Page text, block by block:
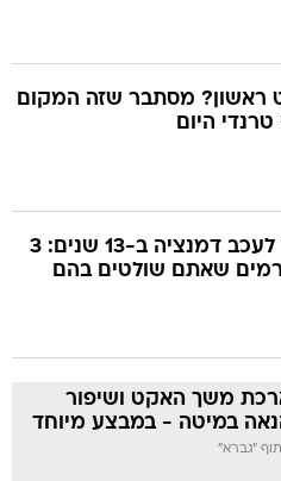
ראשון? מסתבר שזה המקום
טרנדי היום
איך לעכב דמנציה ב-13 שנים: 3
שאתם שולטים בהם
משך האקט ושיפור
במיטה - במבצע מיוחד
"גברא"